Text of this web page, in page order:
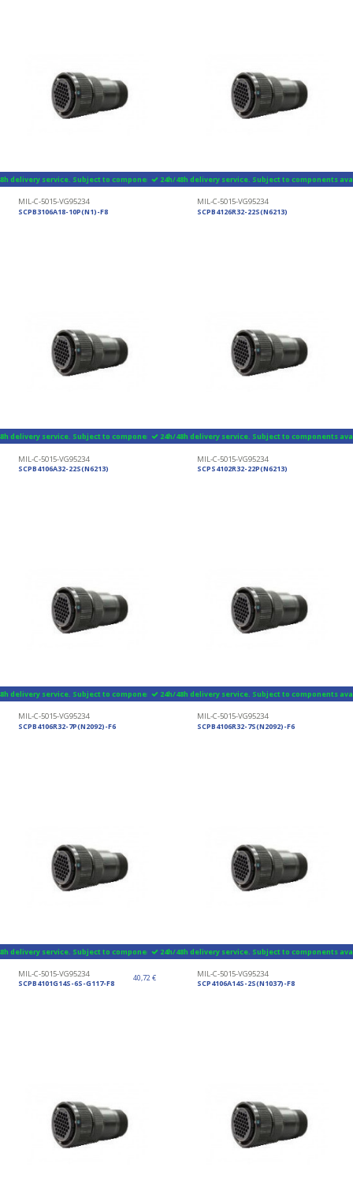
delivery service. Subject to components availability
MIL-C-5015-VG95234
SCPB3106A18-10P(N1)-F8
24h/48h delivery service. Subject to components
MIL-C-5015-VG95234
SCPB4126R32-22S(N6213)
delivery service. Subject to components availability
MIL-C-5015-VG95234
SCPB4106A32-22S(N6213)
24h/48h delivery service. Subject to components
MIL-C-5015-VG95234
SCPS4102R32-22P(N6213)
delivery service. Subject to components availability
MIL-C-5015-VG95234
SCPB4106R32-7P(N2092)-F6
24h/48h delivery service. Subject to components
MIL-C-5015-VG95234
SCPB4106R32-7S(N2092)-F6
delivery service. Subject to components availability
MIL-C-5015-VG95234
SCPB4101G14S-6S-G117-F8
40,72 €
24h/48h delivery service. Subject to components
MIL-C-5015-VG95234
SCP4106A14S-2S(N1037)-F8